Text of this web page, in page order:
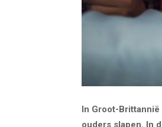
In Groot-Brittannië
ouders slapen. In